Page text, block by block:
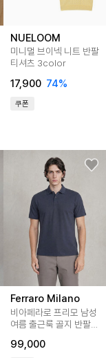
NUELOOM
미니멀 브이넥 니트 반팔
티셔츠 3color
17,900 74%
쿠폰
Ferraro Milano
비아페라로 프리모 남성
여름 출근룩 골지 반팔
(AMEGTTP20149)
99,000